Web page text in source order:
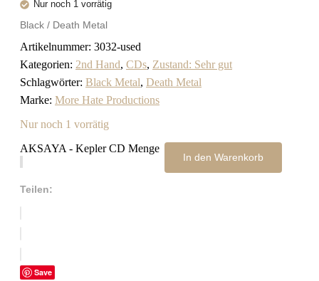
Nur noch 1 vorrätig
Black / Death Metal
Artikelnummer: 3032-used
Kategorien: 2nd Hand, CDs, Zustand: Sehr gut
Schlagwörter: Black Metal, Death Metal
Marke: More Hate Productions
Nur noch 1 vorrätig
AKSAYA - Kepler CD Menge
In den Warenkorb
Teilen:
Save